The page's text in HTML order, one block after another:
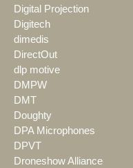
Digital Projection
Digitech
dimedis
DirectOut
dlp motive
DMPW
DMT
Doughty
DPA Microphones
DPVT
Droneshow Alliance